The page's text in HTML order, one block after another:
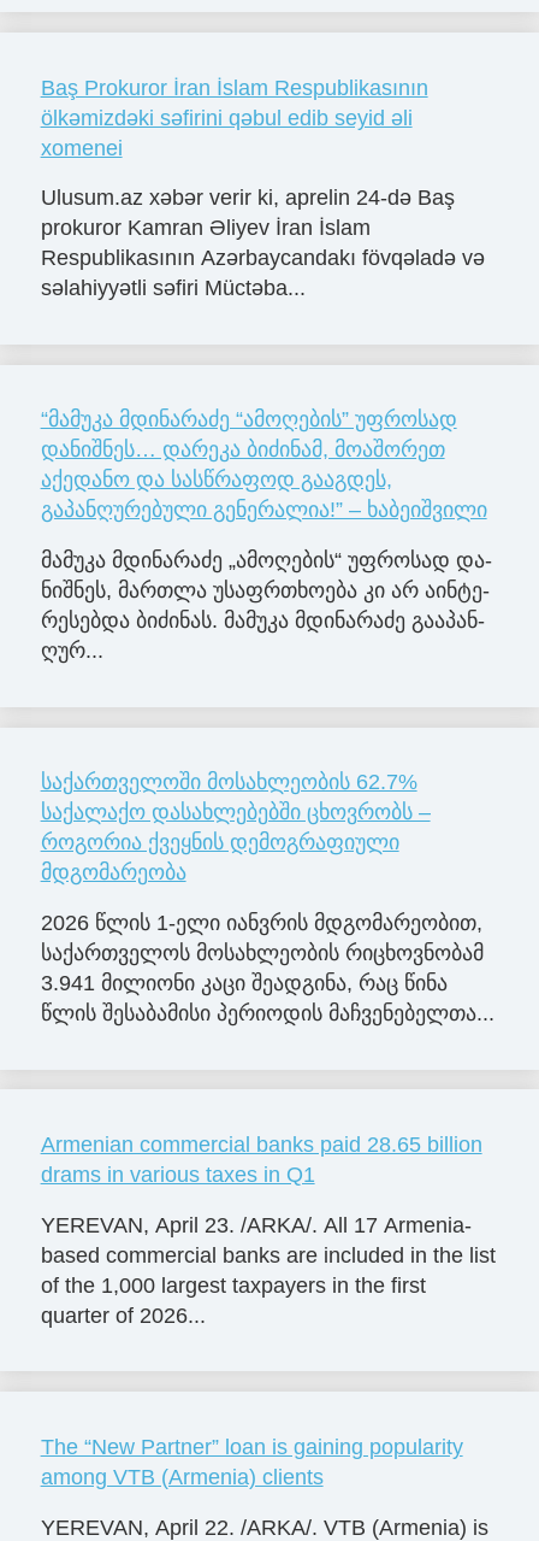
Baş Prokuror İran İslam Respublikasının
ölkəmizdəki səfirini qəbul edib seyid əli
xomenei
Ulusum.az xəbər verir ki, aprelin 24-də Baş
prokuror Kamran Əliyev İran İslam
Respublikasının Azərbaycandakı fövqəladə və
səlahiyyətli səfiri Müctəba...
“მამუკა მდინარაძე “ამოღების” უფროსად
დანიშნეს… დარეკა ბიძინამ, მოაშორეთ
აქედანო და სასწრაფოდ გააგდეს,
გაპანღურებული გენერალია!” – ხაბეიშვილი
მა­მუ­კა მდი­ნა­რა­ძე „ამო­ღე­ბის“ უფ­რო­სად და­
ნიშ­ნეს, მარ­თლა უსაფრ­თხო­ე­ბა კი არ აინ­ტე­
რე­სებ­და ბი­ძი­ნას. მა­მუ­კა მდი­ნა­რა­ძე გა­ა­პან­
ღუ­რ...
საქართველოში მოსახლეობის 62.7%
საქალაქო დასახლებებში ცხოვრობს –
როგორია ქვეყნის დემოგრაფიული
მდგომარეობა
2026 წლის 1-ელი იანვრის მდგომარეობით,
საქართველოს მოსახლეობის რიცხოვნობამ
3.941 მილიონი კაცი შეადგინა, რაც წინა
წლის შესაბამისი პერიოდის მაჩვენებელთა...
Armenian commercial banks paid 28.65 billion
drams in various taxes in Q1
YEREVAN, April 23. /ARKA/. All 17 Armenia-
based commercial banks are included in the list
of the 1,000 largest taxpayers in the first
quarter of 2026...
The “New Partner” loan is gaining popularity
among VTB (Armenia) clients
YEREVAN, April 22. /ARKA/. VTB (Armenia) is